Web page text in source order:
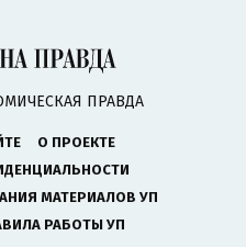
ПРАВДА
О ПРОЕКТЕ
МАТЕРИАЛОВ УП
РАБОТЫ УП